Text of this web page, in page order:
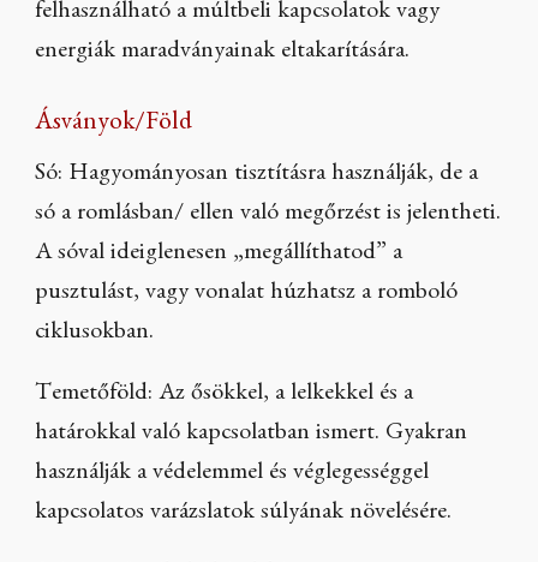
felhasználható a múltbeli kapcsolatok vagy
energiák maradványainak eltakarítására.
Ásványok/Föld
Só: Hagyományosan tisztításra használják, de a
só a romlásban/ ellen való megőrzést is jelentheti.
A sóval ideiglenesen „megállíthatod” a
pusztulást, vagy vonalat húzhatsz a romboló
ciklusokban.
Temetőföld: Az ősökkel, a lelkekkel és a
határokkal való kapcsolatban ismert. Gyakran
használják a védelemmel és véglegességgel
kapcsolatos varázslatok súlyának növelésére.